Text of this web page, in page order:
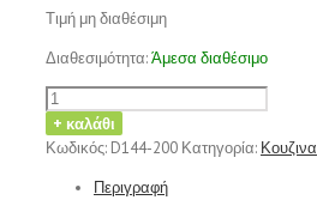
Τιμή μη διαθέσιμη
Διαθεσιμότητα:Άμεσα διαθέσιμο
+ καλάθι
Κωδικός: D144-200 Κατηγορία: Κουζινα
Περιγραφή